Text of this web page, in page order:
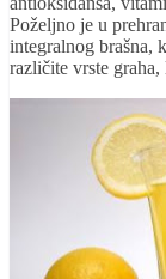
Poželjno je u
integralnog brašna,
različite vrste graha,